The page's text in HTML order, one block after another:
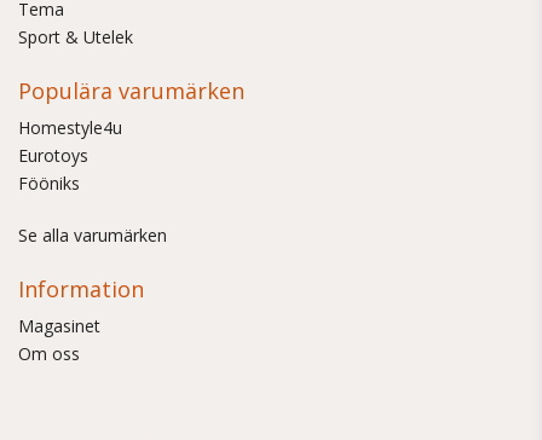
Tema
Sport & Utelek
Populära varumärken
Homestyle4u
Eurotoys
Fööniks
Se alla varumärken
Information
Magasinet
Om oss